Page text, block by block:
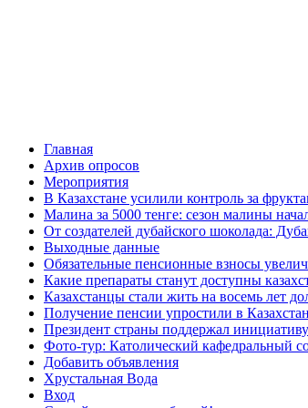
Главная
Архив опросов
Мероприятия
В Казахстане усилили контроль за
Малина за 5000 тенге: сезон малины
От создателей дубайского шоколада:
Выходные данные
Обязательные пенсионные взносы
Какие препараты станут доступны
Казахстанцы стали жить на восемь лет
Получение пенсии упростили в
Президент страны поддержал
Фото-тур: Католический кафедральный
Добавить объявления
Хрустальная Вода
Вход